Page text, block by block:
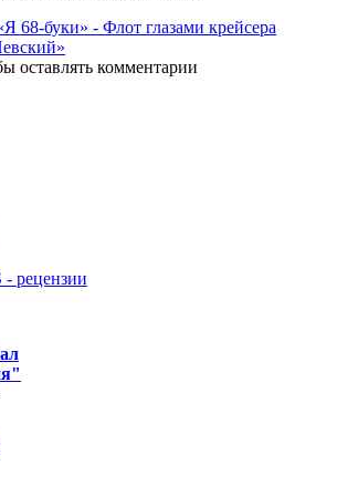
68-буки» - Флот глазами крейсера
оставлять комментарии